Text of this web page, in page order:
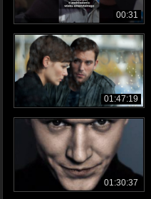
00:31
01:47:19
01:30:37